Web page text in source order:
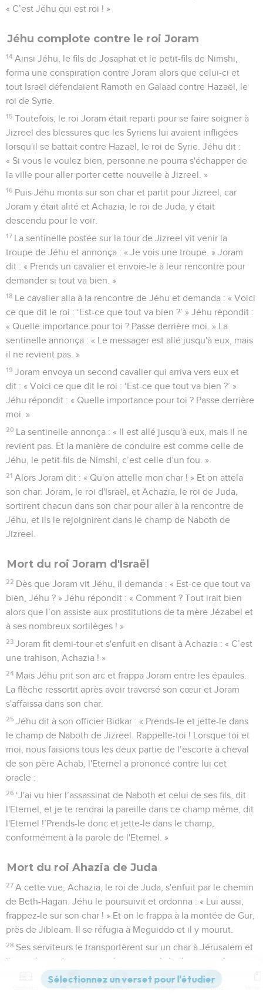
« C’est Jéhu qui est roi ! »
Jéhu complote contre le roi Joram
14 Ainsi Jéhu, le fils de Josaphat et le petit-fils de Nimshi,
forma une conspiration contre Joram alors que celui-ci et
tout Israël défendaient Ramoth en Galaad contre Hazaël, le
roi de Syrie.
15 Toutefois, le roi Joram était reparti pour se faire soigner à
Jizreel des blessures que les Syriens lui avaient infligées
lorsqu'il se battait contre Hazaël, le roi de Syrie. Jéhu dit :
« Si vous le voulez bien, personne ne pourra s'échapper de
la ville pour aller porter cette nouvelle à Jizreel. »
16 Puis Jéhu monta sur son char et partit pour Jizreel, car
Joram y était alité et Achazia, le roi de Juda, y était
descendu pour le voir.
17 La sentinelle postée sur la tour de Jizreel vit venir la
troupe de Jéhu et annonça : « Je vois une troupe. » Joram
dit : « Prends un cavalier et envoie-le à leur rencontre pour
demander si tout va bien. »
18 Le cavalier alla à la rencontre de Jéhu et demanda : « Voici
ce que dit le roi : ‘Est-ce que tout va bien ?’ » Jéhu répondit :
« Quelle importance pour toi ? Passe derrière moi. » La
sentinelle annonça : « Le messager est allé jusqu'à eux, mais
il ne revient pas. »
19 Joram envoya un second cavalier qui arriva vers eux et
dit : « Voici ce que dit le roi : ‘Est-ce que tout va bien ?’ »
Jéhu répondit : « Quelle importance pour toi ? Passe derrière
moi. »
20 La sentinelle annonça : « Il est allé jusqu'à eux, mais il ne
revient pas. Et la manière de conduire est comme celle de
Jéhu, le petit-fils de Nimshi, c’est celle d’un fou. »
21 Alors Joram dit : « Qu'on attelle mon char ! » Et on attela
son char. Joram, le roi d'Israël, et Achazia, le roi de Juda,
sortirent chacun dans son char pour aller à la rencontre de
Jéhu, et ils le rejoignirent dans le champ de Naboth de
Jizreel.
Mort du roi Joram d'Israël
22 Dès que Joram vit Jéhu, il demanda : « Est-ce que tout va
bien, Jéhu ? » Jéhu répondit : « Comment ? Tout irait bien
alors que l’on assiste aux prostitutions de ta mère Jézabel et
à ses nombreux sortilèges ! »
23 Joram fit demi-tour et s'enfuit en disant à Achazia : « C’est
une trahison, Achazia ! »
24 Mais Jéhu prit son arc et frappa Joram entre les épaules.
La flèche ressortit après avoir traversé son cœur et Joram
s'affaissa dans son char.
25 Jéhu dit à son officier Bidkar : « Prends-le et jette-le dans
le champ de Naboth de Jizreel. Rappelle-toi ! Lorsque toi et
moi, nous faisions tous les deux partie de l’escorte à cheval
de son père Achab, l'Eternel a prononcé contre lui cet
oracle :
26 ‘J'ai vu hier l’assassinat de Naboth et celui de ses fils, dit
l'Eternel, et je te rendrai la pareille dans ce champ même, dit
l'Eternel !’Prends-le donc et jette-le dans le champ,
conformément à la parole de l'Eternel. »
Mort du roi Ahazia de Juda
27 A cette vue, Achazia, le roi de Juda, s'enfuit par le chemin
de Beth-Hagan. Jéhu le poursuivit et ordonna : « Lui aussi,
frappez-le sur son char ! » Et on le frappa à la montée de Gur,
près de Jibleam. Il se réfugia à Meguiddo et il y mourut.
28 Ses serviteurs le transportèrent sur un char à Jérusalem et
l'enterrèrent dans son tombeau aux côtés de ses ancêtres,
dans la ville de David.
Versions Commentaires Strong